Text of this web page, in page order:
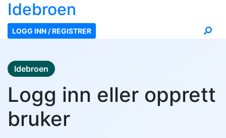
Idebroen
LOGG INN / REGISTRER
Idebroen
Logg inn eller opprett
bruker